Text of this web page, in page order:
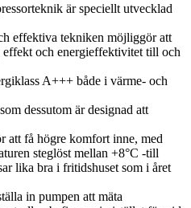
är speciellt utvecklad
effektiva tekniken möjliggör att
och energieffektivitet till och
A+++ både i värme- och
dessutom är designad att
att få högre komfort inne, med
steglöst mellan +8°C -till
lika bra i fritidshuset som i året
in pumpen att mäta